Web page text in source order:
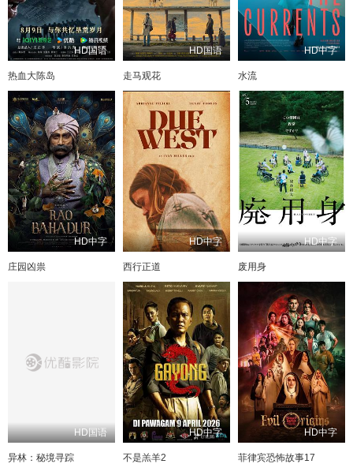
HD国语
热血大陈岛
HD国语
走马观花
HD中字
水流
HD中字
庄园凶祟
HD中字
西行正道
HD中字
废用身
HD国语
异林：秘境寻踪
HD中字
不是羔羊2
HD中字
菲律宾恐怖故事17